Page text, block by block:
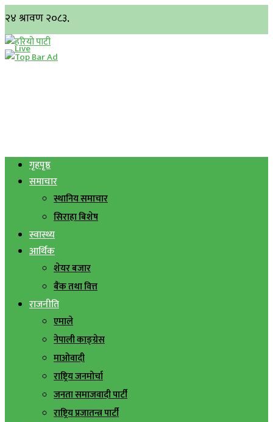
गृहपृष्ठ
समाचार
स्थानिय समाचार
सिराहा बिशेष
स्वास्थ्य
आर्थिक
शेयर बजार
बैंक तथा वित्त
राजनीति
एमाले
नेपाली काङ्ग्रेस
माओवादी
राष्ट्रिय जनमोर्चा
जनता समाजवादी पार्टी
राष्ट्रिय प्रजातन्त्र पार्टी